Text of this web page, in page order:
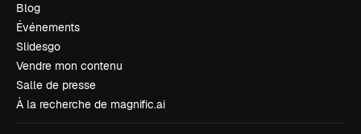
Blog
Événements
Slidesgo
Vendre mon contenu
Salle de presse
À la recherche de magnific.ai